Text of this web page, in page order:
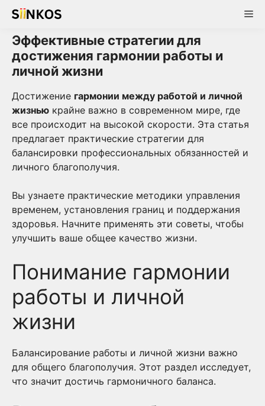
Skip
content
Эффективные стратегии для
достижения гармонии работы и
личной жизни
Достижение гармонии между работой и личной
жизнью крайне важно в современном мире, где
все происходит на высокой скорости. Эта статья
предлагает практические стратегии для
балансировки профессиональных обязанностей и
личного благополучия.
Вы узнаете практические методики управления
временем, установления границ и поддержания
здоровья. Начните применять эти советы, чтобы
улучшить ваше общее качество жизни.
Понимание гармонии
работы и личной
жизни
Балансирование работы и личной жизни важно
для общего благополучия. Этот раздел исследует,
что значит достичь гармоничного баланса.